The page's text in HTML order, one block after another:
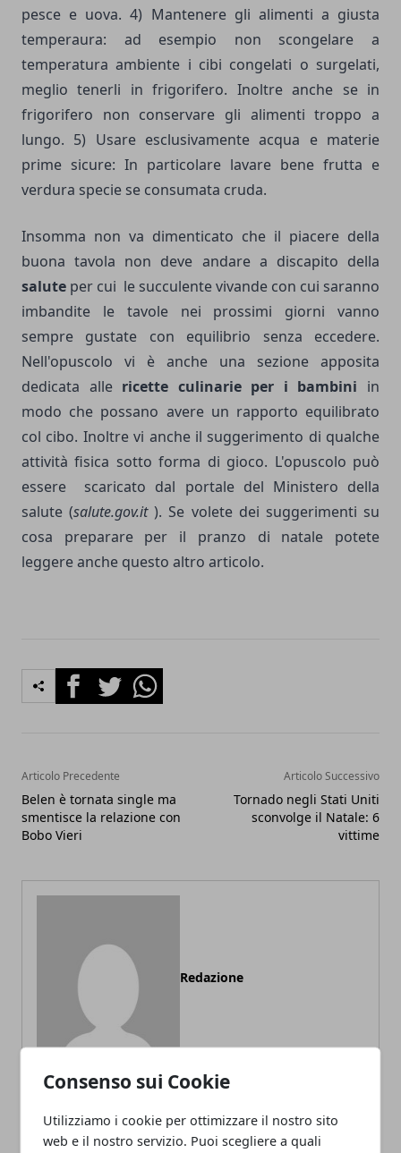
Consenso sui Cookie
Utilizziamo i cookie per ottimizzare il nostro sito
web e il nostro servizio. Puoi scegliere a quali
pesce e uova. 4) Mantenere gli alimenti a giusta
temperaura: ad esempio non scongelare a
temperatura ambiente i cibi congelati o surgelati,
meglio tenerli in frigorifero. Inoltre anche se in
frigorifero non conservare gli alimenti troppo a
lungo. 5) Usare esclusivamente acqua e materie
prime sicure: In particolare lavare bene frutta e
verdura specie se consumata cruda.
Insomma non va dimenticato che il piacere della
buona tavola non deve andare a discapito della
salute per cui le succulente vivande con cui saranno
imbandite le tavole nei prossimi giorni vanno
sempre gustate con equilibrio senza eccedere.
Nell'opuscolo vi è anche una sezione apposita
dedicata alle ricette culinarie per i bambini in
modo che possano avere un rapporto equilibrato
col cibo. Inoltre vi anche il suggerimento di qualche
attività fisica sotto forma di gioco. L'opuscolo può
essere scaricato dal portale del Ministero della
salute (salute.gov.it). Se volete dei suggerimenti su
cosa preparare per il pranzo di natale potete
leggere anche questo altro articolo.
FacebookTwitterWhatsapp
Articolo Precedente
Belen è tornata single ma
smentisce la relazione con
Bobo Vieri
Articolo Successivo
Tornado negli Stati Uniti
sconvolge il Natale: 6
vittime
Redazione
ARTICOLI CORRELATI